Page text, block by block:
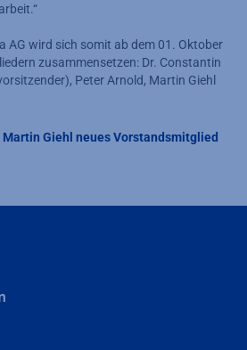
AG wird sich somit ab dem 01. Oktober
zusammensetzen: Dr. Constantin
Peter Arnold, Martin Giehl
Giehl neues Vorstandsmitglied